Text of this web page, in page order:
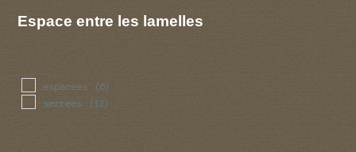
Espace entre les lamelles
espacees (6)
serrees (13)